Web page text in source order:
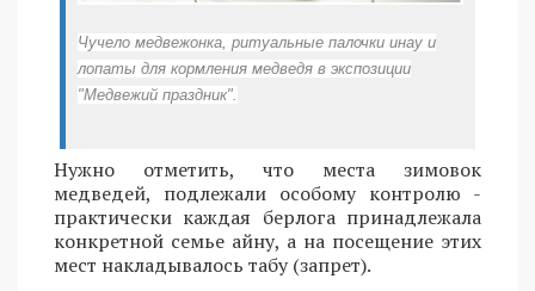
Чучело медвежонка, ритуальные палочки инау и
лопаты для кормления медведя в экспозиции
"Медвежий праздник".
Нужно отметить, что места зимовок
медведей, подлежали особому контролю -
практически каждая берлога принадлежала
конкретной семье айну, а на посещение этих
мест накладывалось табу (запрет).